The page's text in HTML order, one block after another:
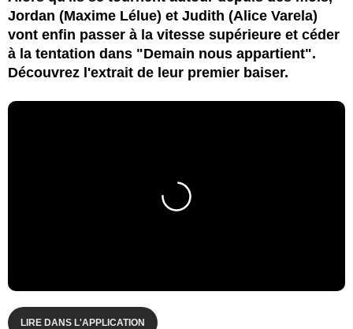
Jordan (Maxime Lélue) et Judith (Alice Varela)
vont enfin passer à la vitesse supérieure et céder
à la tentation dans "Demain nous appartient".
Découvrez l'extrait de leur premier baiser.
LIRE DANS L'APPLICATION